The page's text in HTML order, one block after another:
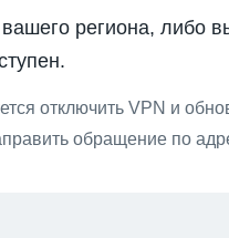
региона, либо
отключить VPN и
обращение по